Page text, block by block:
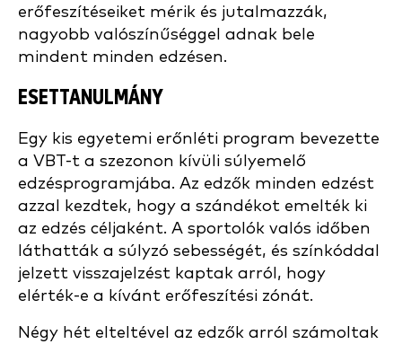
erőfeszítéseiket mérik és jutalmazzák,
nagyobb valószínűséggel adnak bele
mindent minden edzésen.
ESETTANULMÁNY
Egy kis egyetemi erőnléti program bevezette
a VBT-t a szezonon kívüli súlyemelő
edzésprogramjába. Az edzők minden edzést
azzal kezdtek, hogy a szándékot emelték ki
az edzés céljaként. A sportolók valós időben
láthatták a súlyzó sebességét, és színkóddal
jelzett visszajelzést kaptak arról, hogy
elérték-e a kívánt erőfeszítési zónát.
Négy hét elteltével az edzők arról számoltak